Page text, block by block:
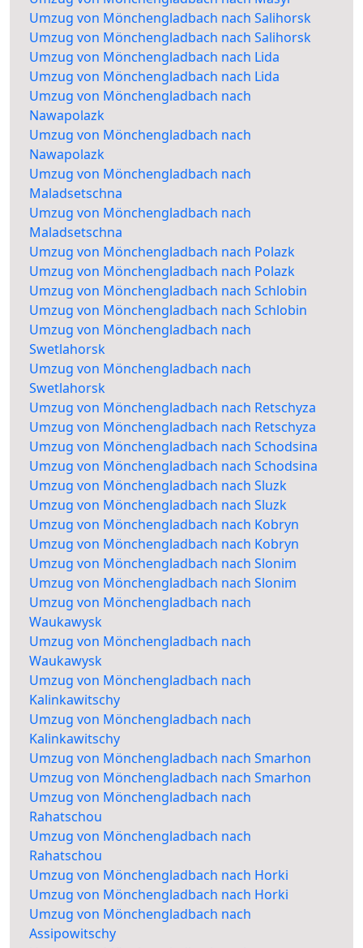
Umzug von Mönchengladbach nach Salihorsk
Umzug von Mönchengladbach nach Salihorsk
Umzug von Mönchengladbach nach Lida
Umzug von Mönchengladbach nach Lida
Umzug von Mönchengladbach nach
Nawapolazk
Umzug von Mönchengladbach nach
Nawapolazk
Umzug von Mönchengladbach nach
Maladsetschna
Umzug von Mönchengladbach nach
Maladsetschna
Umzug von Mönchengladbach nach Polazk
Umzug von Mönchengladbach nach Polazk
Umzug von Mönchengladbach nach Schlobin
Umzug von Mönchengladbach nach Schlobin
Umzug von Mönchengladbach nach
Swetlahorsk
Umzug von Mönchengladbach nach
Swetlahorsk
Umzug von Mönchengladbach nach Retschyza
Umzug von Mönchengladbach nach Retschyza
Umzug von Mönchengladbach nach Schodsina
Umzug von Mönchengladbach nach Schodsina
Umzug von Mönchengladbach nach Sluzk
Umzug von Mönchengladbach nach Sluzk
Umzug von Mönchengladbach nach Kobryn
Umzug von Mönchengladbach nach Kobryn
Umzug von Mönchengladbach nach Slonim
Umzug von Mönchengladbach nach Slonim
Umzug von Mönchengladbach nach
Waukawysk
Umzug von Mönchengladbach nach
Waukawysk
Umzug von Mönchengladbach nach
Kalinkawitschy
Umzug von Mönchengladbach nach
Kalinkawitschy
Umzug von Mönchengladbach nach Smarhon
Umzug von Mönchengladbach nach Smarhon
Umzug von Mönchengladbach nach
Rahatschou
Umzug von Mönchengladbach nach
Rahatschou
Umzug von Mönchengladbach nach Horki
Umzug von Mönchengladbach nach Horki
Umzug von Mönchengladbach nach
Assipowitschy